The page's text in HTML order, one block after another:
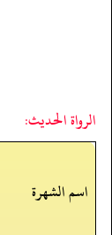
الرواة الحديث:
اسم الشهرة